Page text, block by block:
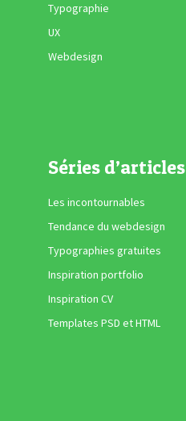
Typographie
UX
Webdesign
Séries d’articles
Les incontournables
Tendance du webdesign
Typographies gratuites
Inspiration portfolio
Inspiration CV
Templates PSD et HTML